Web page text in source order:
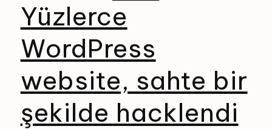
Yüzlerce
WordPress
website, sahte bir
şekilde hacklendi